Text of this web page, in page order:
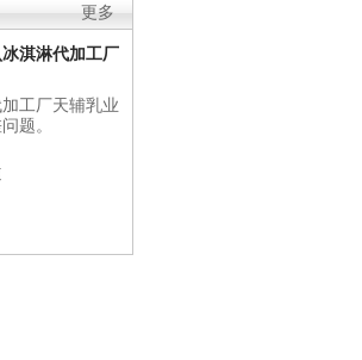
更多
淇淋代加工厂
工厂天辅乳业
题。